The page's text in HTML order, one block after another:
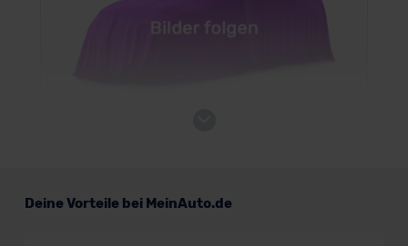
Deine Vorteile bei MeinAuto.de